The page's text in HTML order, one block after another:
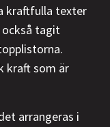
kraftfulla texter
också tagit
kraft som är
arrangeras i